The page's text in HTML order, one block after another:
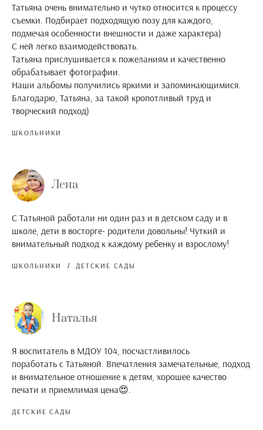
Татьяна очень внимательно и чутко относится к процессу
съемки. Подбирает подходящую позу для каждого,
подмечая особенности внешности и даже характера)
С ней легко взаимодействовать.
Татьяна прислушивается к пожеланиям и качественно
обрабатывает фотографии.
Наши альбомы получились яркими и запоминающимися.
Благодарю, Татьяна, за такой кропотливый труд и
творческий подход)
ШКОЛЬНИКИ
Лена
С Татьяной работали ни один раз и в детском саду и в
школе, дети в восторге- родители довольны! Чуткий и
внимательный подход к каждому ребенку и взрослому!
ШКОЛЬНИКИ ДЕТСКИЕ САДЫ
Наталья
Я воспитатель в МДОУ 104, посчастливилось
поработать с Татьяной. Впечатления замечательные, подход
и внимательное отношение к детям, хорошее качество
печати и приемлимая цена😍.
ДЕТСКИЕ САДЫ